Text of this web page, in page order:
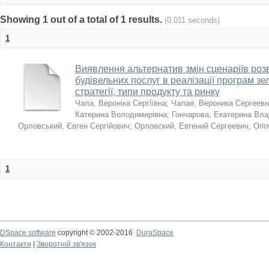
Showing 1 out of a total of 1 results. (0.011 seconds)
1
Виявлення альтернатив змін сценаріїв
будівельних послуг в реалізації програм
стратегії, типи продукту та ринку
Чала, Вероніка Сергіївна; Чалая, Вероника
Катерина Володимирівна; Гончарова, Екатерина
Орловський, Євген Сергійович; Орловский, Евгений Сергеевич;
1
DSpace software copyright © 2002-2016
DuraSpace
Контакти
Зворотній зв'язок